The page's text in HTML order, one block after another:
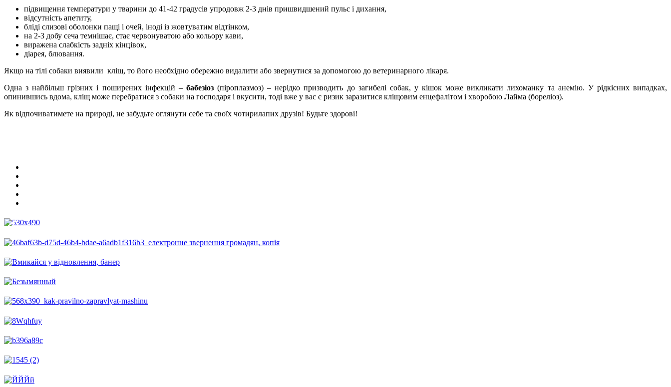
підвищення температури у тварини до 41-42 градусів упродовж 2-3 днів пришвидшений пульс і дихання,
відсутність апетиту,
бліді слизові оболонки пащі і очей, іноді із жовтуватим відтінком,
на 2-3 добу сеча темнішає, стає червонуватою або кольору кави,
виражена слабкість задніх кінцівок,
діарея, блювання.
Якщо на тілі собаки виявили кліщ, то його необхідно обережно видалити або звернутися за допомогою до ветеринарного лікаря.
Одна з найбільш грізних і поширених інфекцій – бабезіоз(піроплазмоз) – нерідко призводить до загибелі собак, у кішок може викликати лихоманку та анемію. У рідкісних випадках,
опинившись вдома, кліщ може перебратися з собаки на господаря і вкусити, тоді вже у вас є ризик заразитися кліщовим енцефалітом і хворобою Лайма (бореліоз).
Як відпочиватимете на природі, не забудьте оглянути себе та своїх чотирилапих друзів! Будьте здорові!